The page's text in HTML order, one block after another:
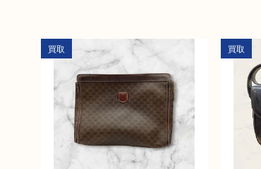
買取 買取